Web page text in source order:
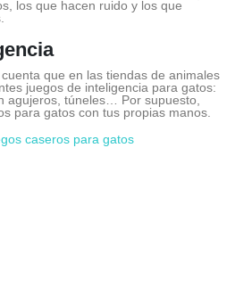
los que hacen ruido y los que
que en las tiendas de animales
juegos de inteligencia para gatos:
agujeros, túneles… Por supuesto,
para gatos con tus propias manos.
caseros para gatos